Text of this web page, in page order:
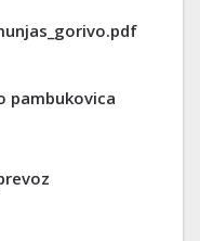
pambukovica